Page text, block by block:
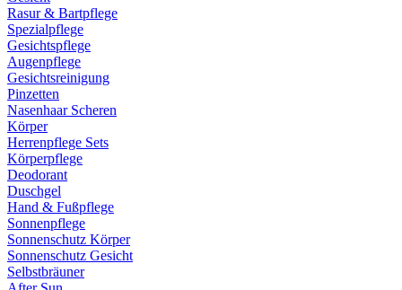
Rasur & Bartpflege
Spezialpflege
Gesichtspflege
Augenpflege
Gesichtsreinigung
Pinzetten
Nasenhaar Scheren
Körper
Herrenpflege Sets
Körperpflege
Deodorant
Duschgel
Hand & Fußpflege
Sonnenpflege
Sonnenschutz Körper
Sonnenschutz Gesicht
Selbstbräuner